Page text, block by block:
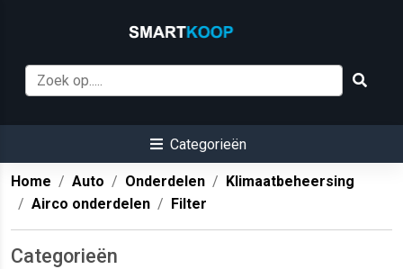
Categorieën
Home Auto Onderdelen
Klimaatbeheersing
Airco onderdelen
Filter
Categorieën